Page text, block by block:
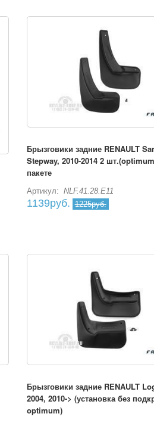
Брызговики задние RENAULT
Stepway, 2010-2014 2
пакете
Артикул: NLF.41.28.E11
1139руб. 1225руб.
Брызговики задние RENAULT
2004, 2010-> (установка без
optimum)